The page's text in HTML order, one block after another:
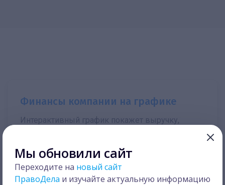
Финансы компании на графике
Интерактивный график покажет выручку,
Мы обновили сайт
Переходите на новый сайт
ПравоДела и изучайте актуальную информацию